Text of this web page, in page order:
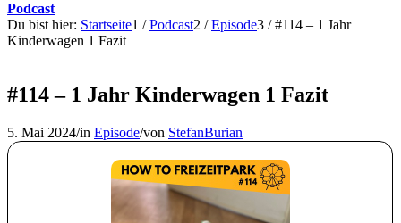
Podcast
Du bist hier: Startseite1 / Podcast2 / Episode3 / #114 – 1 Jahr
Kinderwagen 1 Fazit
#114 – 1 Jahr Kinderwagen 1 Fazit
5. Mai 2024/in Episode/von StefanBurian